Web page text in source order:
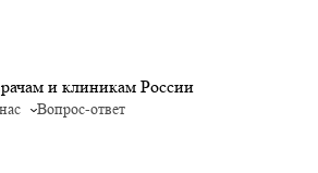
и клиникам России
Вопрос-ответ